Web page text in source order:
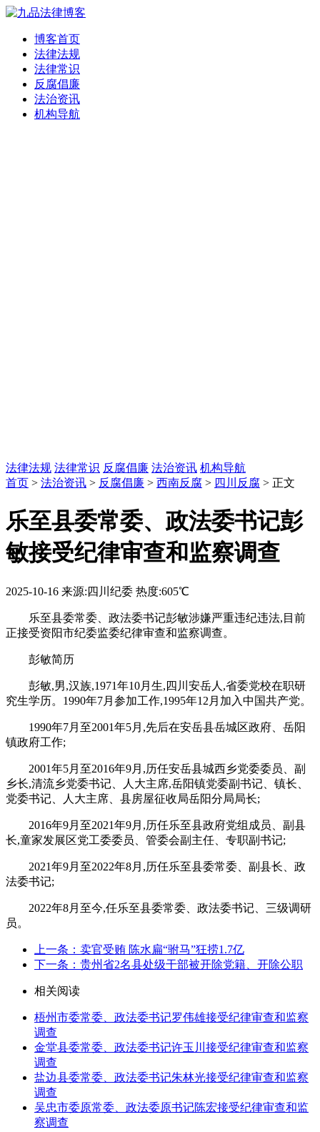
博客首页
法律法规
法律常识
反腐倡廉
法治资讯
机构导航
法律法规 法律常识 反腐倡廉 法治资讯 机构导航
首页 > 法治资讯 > 反腐倡廉 > 西南反腐 > 四川反腐 > 正文
乐至县委常委、政法委书记彭
敏接受纪律审查和监察调查
2025-10-16 来源:四川纪委 热度:605℃
乐至县委常委、政法委书记彭敏涉嫌严重违纪违法,目前
正接受资阳市纪委监委纪律审查和监察调查。
彭敏简历
彭敏,男,汉族,1971年10月生,四川安岳人,省委党校在职研
究生学历。1990年7月参加工作,1995年12月加入中国共产党。
1990年7月至2001年5月,先后在安岳县岳城区政府、岳阳
镇政府工作;
2001年5月至2016年9月,历任安岳县城西乡党委委员、副
乡长,清流乡党委书记、人大主席,岳阳镇党委副书记、镇长、
党委书记、人大主席、县房屋征收局岳阳分局局长;
2016年9月至2021年9月,历任乐至县政府党组成员、副县
长,童家发展区党工委委员、管委会副主任、专职副书记;
2021年9月至2022年8月,历任乐至县委常委、副县长、政
法委书记;
2022年8月至今,任乐至县委常委、政法委书记、三级调研
员。
上一条：卖官受贿 陈水扁“驸马”狂捞1.7亿
下一条：贵州省2名县处级干部被开除党籍、开除公职
相关阅读
梧州市委常委、政法委书记罗伟雄接受纪律审查和监察
调查
金堂县委常委、政法委书记许玉川接受纪律审查和监察
调查
盐边县委常委、政法委书记朱林光接受纪律审查和监察
调查
吴忠市委原常委、政法委原书记陈宏接受纪律审查和监
察调查